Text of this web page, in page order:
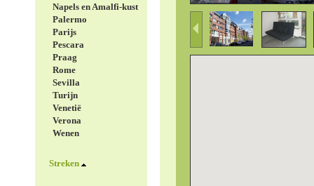
Napels en Amalfi-kust
Palermo
Parijs
Pescara
Praag
Rome
Sevilla
Turijn
Venetië
Verona
Wenen
Streken